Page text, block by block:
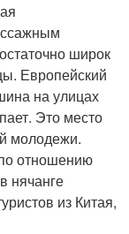
широк
Европейский
на улицах
Это место
молодежи.
отношению
нячанге
из Китая,